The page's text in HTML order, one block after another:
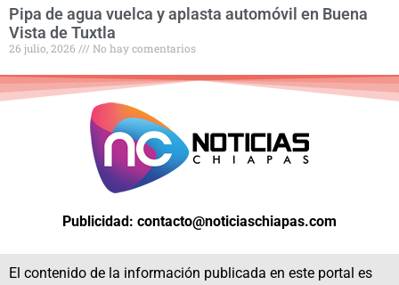
Pipa de agua vuelca y aplasta automóvil en Buena
Vista de Tuxtla
26 julio, 2026 No hay comentarios
Publicidad: contacto@noticiaschiapas.com
El contenido de la información publicada en este portal es